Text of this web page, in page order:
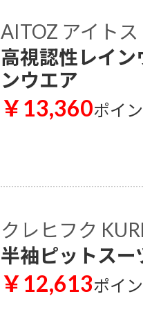
AITOZ アイトス
高視認性レイ
ンウエア
￥13,360ポイ
クレヒフク
半袖ピットスー
￥12,613ポイ